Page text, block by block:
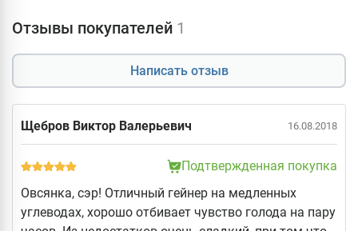
Отзывы покупателей 1
Написать отзыв
Щебров Виктор Валерьевич 16.08.2018
Подтвержденная покупка
Овсянка, сэр! Отличный гейнер на медленных
углеводах, хорошо отбивает чувство голода на пару